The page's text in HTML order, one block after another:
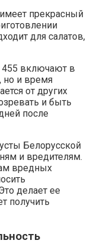
прекрасный
для салатов,
455 включают в
но и время
от других
и быть
после
Белорусской
и вредителям.
вредных
делает ее
получить